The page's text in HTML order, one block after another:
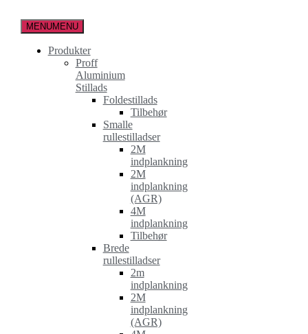
indholdet
MENUMENU
Produkter
Proff
Aluminium
Stillads
Foldestillads
Tilbehør
Smalle
rullestilladser
2M
indplankning
2M
indplankning
(AGR)
4M
indplankning
Tilbehør
Brede
rullestilladser
2m
indplankning
2M
indplankning
(AGR)